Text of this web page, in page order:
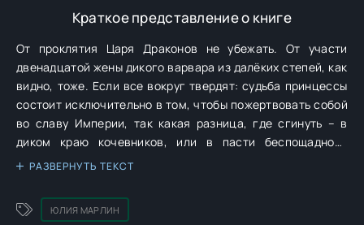
Краткое представление о книге
От проклятия Царя Драконов не убежать. От участи
двенадцатой жены дикого варвара из далёких степей, как
видно, тоже. Если все вокруг твердят: судьба принцессы
состоит исключительно в том, чтобы пожертвовать собой
во славу Империи, так какая разница, где сгинуть – в
диком краю кочевников, или в пасти беспощадного
морского чудовища? Просто взойди на корабль и уплыви...
любви, Учение об Извиве Пути не обещает спасения, а
краткая смертная жизнь всего лишь отравленное вино в
РАЗВЕРНУТЬ ТЕКСТ
ЮЛИЯ МАРЛИН